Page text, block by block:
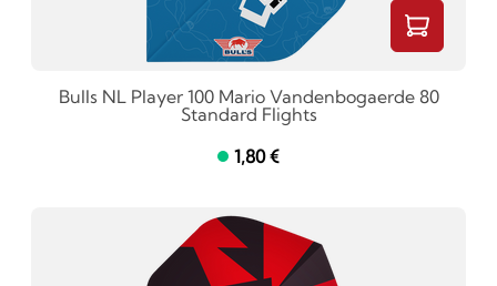
Bulls NL Player 100 Mario Vandenbogaerde 80
Standard Flights
1,80 €